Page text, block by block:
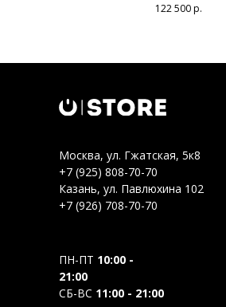
122 500 р.
Москва, ул. Гжатская, 5к8
+7 (925) 808-70-70
Казань, ул. Павлюхина 102
+7 (926) 708-70-70
ПН-ПТ 10:00 -
21:00
СБ-ВС 11:00 - 21:00